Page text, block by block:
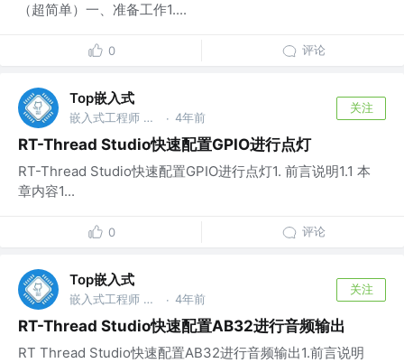
（超简单）一、准备工作1....
0 评论
Top嵌入式
嵌入式工程师 @华为 · 4年前
关注
RT-Thread Studio快速配置GPIO进行点灯
RT-Thread Studio快速配置GPIO进行点灯1. 前言说明1.1 本
章内容1...
0 评论
Top嵌入式
嵌入式工程师 @华为 · 4年前
关注
RT-Thread Studio快速配置AB32进行音频输出
RT Thread Studio快速配置AB32进行音频输出1.前言说明